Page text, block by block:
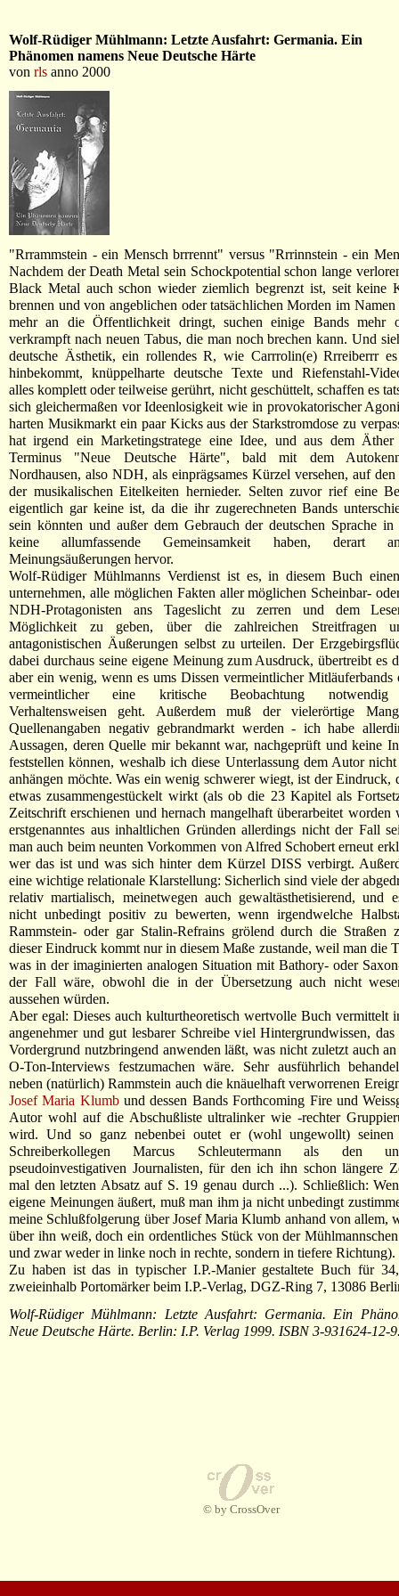
Wolf-Rüdiger Mühlmann: Letzte Ausfahrt: Germania. Ein
Phänomen namens Neue Deutsche Härte
von rls anno 2000
"Rrrammstein - ein Mensch brrrennt" versus "Rrrinnstein - ein
Nachdem der Death Metal sein Schockpotential schon lange
Black Metal auch schon wieder ziemlich begrenzt ist, seit keine
brennen und von angeblichen oder tatsächlichen Morden im Namen
mehr an die Öffentlichkeit dringt, suchen einige Bands mehr
verkrampft nach neuen Tabus, die man noch brechen kann. Und
deutsche Ästhetik, ein rollendes R, wie Carrrolin(e) Rrreiberrr
hinbekommt, knüppelharte deutsche Texte und Riefenstahl-
alles komplett oder teilweise gerührt, nicht geschüttelt, schaffen es
sich gleichermaßen vor Ideenlosigkeit wie in provokatorischer
harten Musikmarkt ein paar Kicks aus der Starkstromdose zu
hat irgend ein Marketingstratege eine Idee, und aus dem Äther
Terminus "Neue Deutsche Härte", bald mit dem
Nordhausen, also NDH, als einprägsames Kürzel versehen, auf
der musikalischen Eitelkeiten hernieder. Selten zuvor rief eine
eigentlich gar keine ist, da die ihr zugerechneten Bands
sein könnten und außer dem Gebrauch der deutschen Sprache
keine allumfassende Gemeinsamkeit haben, derart
Meinungsäußerungen hervor.
Wolf-Rüdiger Mühlmanns Verdienst ist es, in diesem Buch
unternehmen, alle möglichen Fakten aller möglichen Scheinbar-
NDH-Protagonisten ans Tageslicht zu zerren und dem
Möglichkeit zu geben, über die zahlreichen Streitfragen
antagonistischen Äußerungen selbst zu urteilen. Der
dabei durchaus seine eigene Meinung zum Ausdruck, übertreibt es
aber ein wenig, wenn es ums Dissen vermeintlicher Mitläuferbands
vermeintlicher eine kritische Beobachtung notwendig
Verhaltensweisen geht. Außerdem muß der vielerörtige
Quellenangaben negativ gebrandmarkt werden - ich habe
Aussagen, deren Quelle mir bekannt war, nachgeprüft und keine
feststellen können, weshalb ich diese Unterlassung dem Autor
anhängen möchte. Was ein wenig schwerer wiegt, ist der Eindruck,
etwas zusammengestückelt wirkt (als ob die 23 Kapitel als
Zeitschrift erschienen und hernach mangelhaft überarbeitet worden
erstgenanntes aus inhaltlichen Gründen allerdings nicht der Fall
man auch beim neunten Vorkommen von Alfred Schobert erneut
wer das ist und was sich hinter dem Kürzel DISS verbirgt.
eine wichtige relationale Klarstellung: Sicherlich sind viele der
relativ martialisch, meinetwegen auch gewaltästhetisierend, und
nicht unbedingt positiv zu bewerten, wenn irgendwelche
Rammstein- oder gar Stalin-Refrains grölend durch die Straßen
dieser Eindruck kommt nur in diesem Maße zustande, weil man die
was in der imaginierten analogen Situation mit Bathory- oder
der Fall wäre, obwohl die in der Übersetzung auch nicht
aussehen würden.
Aber egal: Dieses auch kulturtheoretisch wertvolle Buch vermittelt
angenehmer und gut lesbarer Schreibe viel Hintergrundwissen,
Vordergrund nutzbringend anwenden läßt, was nicht zuletzt auch
O-Ton-Interviews festzumachen wäre. Sehr ausführlich
neben (natürlich) Rammstein auch die knäuelhaft verworrenen
Josef Maria Klumbund dessen Bands Forthcoming Fire und
Autor wohl auf die Abschußliste ultralinker wie -rechter
wird. Und so ganz nebenbei outet er (wohl ungewollt)
Schreiberkollegen Marcus Schleutermann als den
pseudoinvestigativen Journalisten, für den ich ihn schon längere
mal den letzten Absatz auf S. 19 genau durch ...). Schließlich:
eigene Meinungen äußert, muß man ihm ja nicht unbedingt
meine Schlußfolgerung über Josef Maria Klumb anhand von allem,
über ihn weiß, doch ein ordentliches Stück von der
und zwar weder in linke noch in rechte, sondern in tiefere Richtung).
Zu haben ist das in typischer I.P.-Manier gestaltete Buch für
zweieinhalb Portomärker beim I.P.-Verlag, DGZ-Ring 7, 13086
Wolf-Rüdiger Mühlmann: Letzte Ausfahrt: Germania. Ein
Neue Deutsche Härte. Berlin: I.P. Verlag 1999. ISBN 3-931624-12-
© by CrossOver